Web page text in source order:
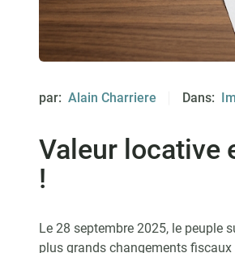
par: Alain Charriere Dans:
Valeur locative
!
Le 28 septembre 2025, le peuple
plus grands changements